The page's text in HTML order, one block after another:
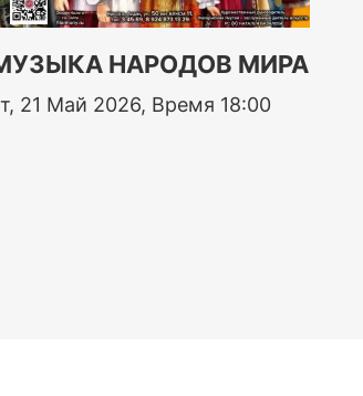
НАРОДОВ МИРА
21 Май 2026, Время 18:00